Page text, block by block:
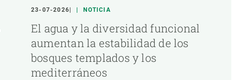
23-07-2026 NOTICIA
El agua y la diversidad funcional
aumentan la estabilidad de los
bosques templados y los
mediterráneos